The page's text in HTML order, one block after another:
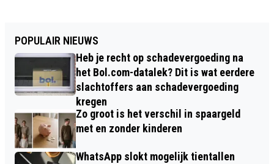
POPULAIR NIEUWS
Heb je recht op schadevergoeding na
het Bol.com-datalek? Dit is wat eerdere
slachtoffers aan schadevergoeding
kregen
Zo groot is het verschil in spaargeld
met en zonder kinderen
WhatsApp slokt mogelijk tientallen